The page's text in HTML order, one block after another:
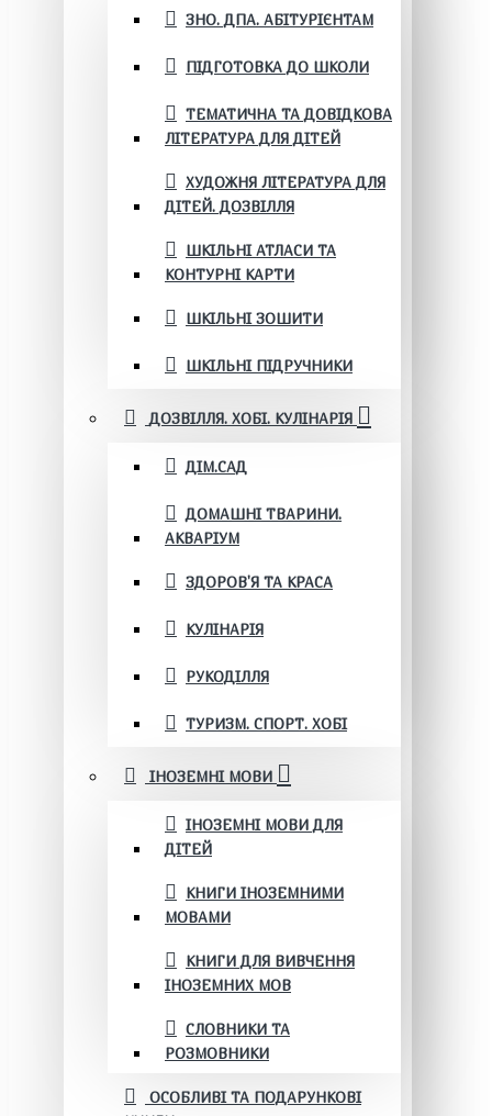
ЗНО. ДПА. АБІТУРІЄНТАМ
ПІДГОТОВКА ДО ШКОЛИ
ТЕМАТИЧНА ТА ДОВІДКОВА
ЛІТЕРАТУРА ДЛЯ ДІТЕЙ
ХУДОЖНЯ ЛІТЕРАТУРА ДЛЯ
ДІТЕЙ. ДОЗВІЛЛЯ
ШКІЛЬНІ АТЛАСИ ТА
КОНТУРНІ КАРТИ
ШКІЛЬНІ ЗОШИТИ
ШКІЛЬНІ ПІДРУЧНИКИ
ДОЗВІЛЛЯ. ХОБІ. КУЛІНАРІЯ
ДІМ.САД
ДОМАШНІ ТВАРИНИ.
АКВАРІУМ
ЗДОРОВ'Я ТА КРАСА
КУЛІНАРІЯ
РУКОДІЛЛЯ
ТУРИЗМ. СПОРТ. ХОБІ
ІНОЗЕМНІ МОВИ
ІНОЗЕМНІ МОВИ ДЛЯ
ДІТЕЙ
КНИГИ ІНОЗЕМНИМИ
МОВАМИ
КНИГИ ДЛЯ ВИВЧЕННЯ
ІНОЗЕМНИХ МОВ
СЛОВНИКИ ТА
РОЗМОВНИКИ
ОСОБЛИВІ ТА ПОДАРУНКОВІ